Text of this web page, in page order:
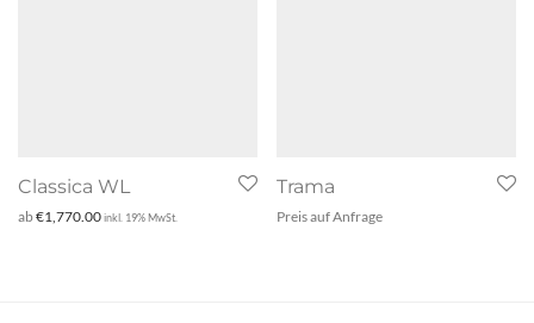
Classica WL
ab€1,770.00inkl. 19% MwSt.
Trama
Preis auf Anfrage